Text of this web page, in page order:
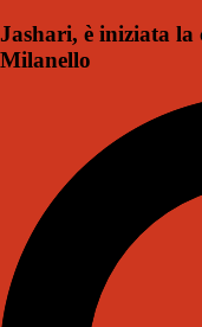
Jashari, è iniziata la
Milanello